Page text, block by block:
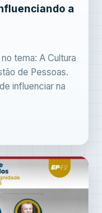
a
tema: A Cultura
de Pessoas.
influenciar na